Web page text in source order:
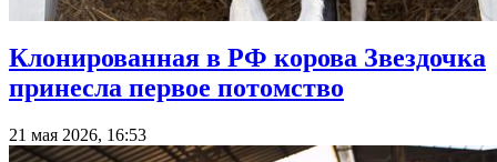
Клонированная в РФ корова Звездочка
принесла первое потомство
21 мая 2026, 16:53